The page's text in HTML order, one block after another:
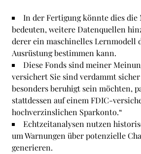
In der Fertigung könnte dies
bedeuten, weitere Datenquellen
derer ein maschinelles Lernmodell
Ausrüstung bestimmen kann.
Diese Fonds sind meiner
versichert Sie sind verdammt
besonders beruhigt sein möchten,
stattdessen auf einem FDIC-
hochverzinslichen Sparkonto.“
Echtzeitanalysen nutzen
um Warnungen über potenzielle
generieren.